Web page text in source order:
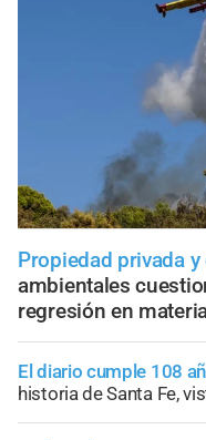
Propiedad privada
ambientales
regresión en
El diario cumple 108
historia de Santa Fe,